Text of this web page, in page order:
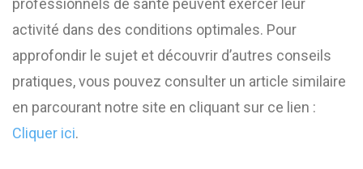
professionnels de santé peuvent exercer leur
activité dans des conditions optimales. Pour
approfondir le sujet et découvrir d’autres conseils
pratiques, vous pouvez consulter un article similaire
en parcourant notre site en cliquant sur ce lien :
Cliquer ici.